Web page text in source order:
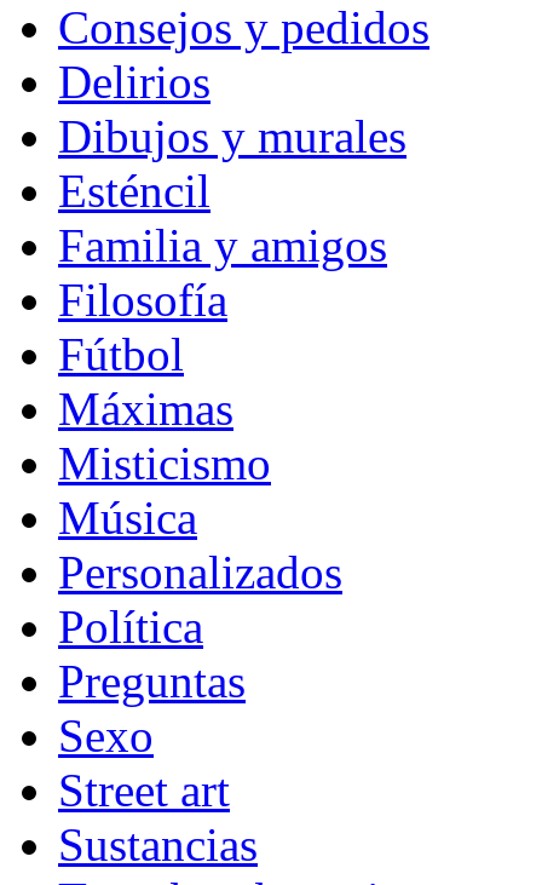
Consejos y pedidos
Delirios
Dibujos y murales
Esténcil
Familia y amigos
Filosofía
Fútbol
Máximas
Misticismo
Música
Personalizados
Política
Preguntas
Sexo
Street art
Sustancias